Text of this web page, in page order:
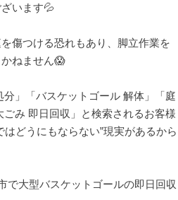
います💦
傷つける恐れもあり、脚立作業を
ねません😱
」「バスケットゴール 解体」「庭
み 即日回収」と検索されるお客様
どうにもならない”現実があるから
で大型バスケットゴールの即日回収